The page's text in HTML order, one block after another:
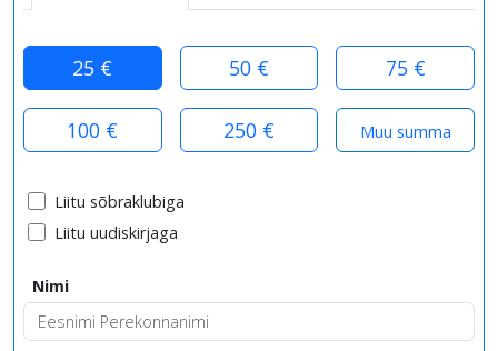
25 € 50 € 75 €
100 € 250 €
Liitu sõbraklubiga
Liitu uudiskirjaga
Nimi